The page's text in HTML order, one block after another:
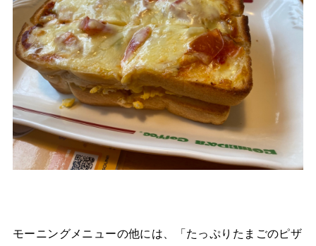
モーニングメニューの他には、「たっぷりたまごのピザ